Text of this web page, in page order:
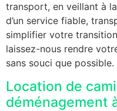
transport, en veillant à
d’un service fiable,
simplifier votre
laissez-nous rendre
sans souci que possible.
Location de
déménagement